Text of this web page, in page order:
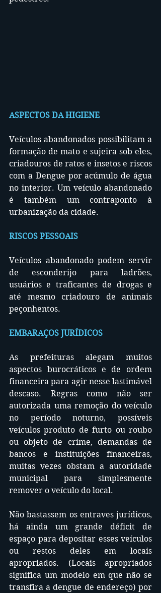
ASPECTOS DA HIGIENE
Veículos abandonados possibilitam a
formação de mato e sujeira sob eles,
criadouros de ratos e insetos e riscos
com a Dengue por acúmulo de água
no interior. Um veículo abandonado
é também um contraponto à
urbanização da cidade.
RISCOS PESSOAIS
Veículos abandonado podem servir
de esconderijo para ladrões,
usuários e traficantes de drogas e
até mesmo criadouro de animais
peçonhentos.
EMBARAÇOS JURÍDICOS
As prefeituras alegam muitos
aspectos burocráticos e de ordem
financeira para agir nesse lastimável
descaso. Regras como não ser
autorizada uma remoção do veículo
no período noturno, possíveis
veículos produto de furto ou roubo
ou objeto de crime, demandas de
bancos e instituições financeiras,
muitas vezes obstam a autoridade
municipal para simplesmente
remover o veículo do local.
Não bastassem os entraves jurídicos,
há ainda um grande déficit de
espaço para depositar esses veículos
ou restos deles em locais
apropriados. (Locais apropriados
significa um modelo em que não se
transfira a dengue de endereço) por